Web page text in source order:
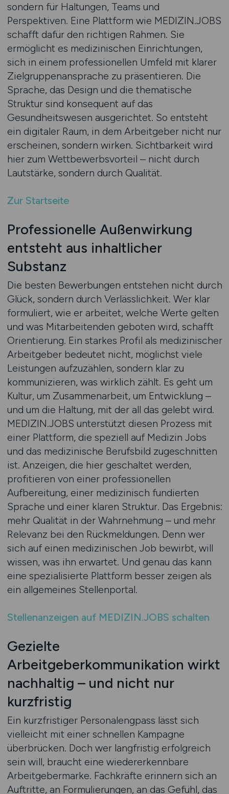
sondern für Haltungen, Teams und
Perspektiven. Eine Plattform wie MEDIZIN.JOBS
schafft dafür den richtigen Rahmen. Sie
ermöglicht es medizinischen Einrichtungen,
sich in einem professionellen Umfeld mit klarer
Zielgruppenansprache zu präsentieren. Die
Sprache, das Design und die thematische
Struktur sind konsequent auf das
Gesundheitswesen ausgerichtet. So entsteht
ein digitaler Raum, in dem Arbeitgeber nicht nur
erscheinen, sondern wirken. Sichtbarkeit wird
hier zum Wettbewerbsvorteil – nicht durch
Lautstärke, sondern durch Qualität.
Zur Startseite
Professionelle Außenwirkung
entsteht aus inhaltlicher
Substanz
Die besten Bewerbungen entstehen nicht durch
Glück, sondern durch Verlässlichkeit. Wer klar
formuliert, wie er arbeitet, welche Werte gelten
und was Mitarbeitenden geboten wird, schafft
Orientierung. Ein starkes Profil als medizinischer
Arbeitgeber bedeutet nicht, möglichst viele
Leistungen aufzuzählen, sondern klar zu
kommunizieren, was wirklich zählt. Es geht um
Kultur, um Zusammenarbeit, um Entwicklung –
und um die Haltung, mit der all das gelebt wird.
MEDIZIN.JOBS unterstützt diesen Prozess mit
einer Plattform, die speziell auf Medizin Jobs
und das medizinische Berufsbild zugeschnitten
ist. Anzeigen, die hier geschaltet werden,
profitieren von einer professionellen
Aufbereitung, einer medizinisch fundierten
Sprache und einer klaren Struktur. Das Ergebnis:
mehr Qualität in der Wahrnehmung – und mehr
Relevanz bei den Rückmeldungen. Denn wer
sich auf einen medizinischen Job bewirbt, will
wissen, was ihn erwartet. Und genau das kann
eine spezialisierte Plattform besser zeigen als
ein allgemeines Stellenportal.
Stellenanzeigen auf MEDIZIN.JOBS schalten
Gezielte
Arbeitgeberkommunikation wirkt
nachhaltig – und nicht nur
kurzfristig
Ein kurzfristiger Personalengpass lässt sich
vielleicht mit einer schnellen Kampagne
überbrücken. Doch wer langfristig erfolgreich
sein will, braucht eine wiedererkennbare
Arbeitgebermarke. Fachkräfte erinnern sich an
Auftritte, an Formulierungen, an das Gefühl, das